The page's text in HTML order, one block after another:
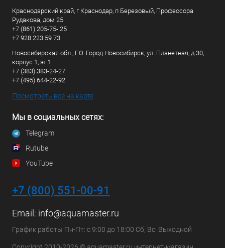
Краснодарский край, г Краснодар, п Березовый, Профессора
Рудакова, дом 25
+7 (861) 205-75- 25
+7 928 223 59 73
Новосибирская обл., Г.О. Город Новосибирск, ул. Планетная, д.30,
корпус 1, эт.1.
+7 (383) 383-24-27
+7 (495) 644-22-92
Посмотреть все на карте
Мы в социальных сетях:
Telegram
Rutube
YouTube
+7 (800) 551-00-91
Email: info@aquamaster.ru
График работы Пн-Пт: с 9:00 до 18:00 Сб, Вс: Выходной